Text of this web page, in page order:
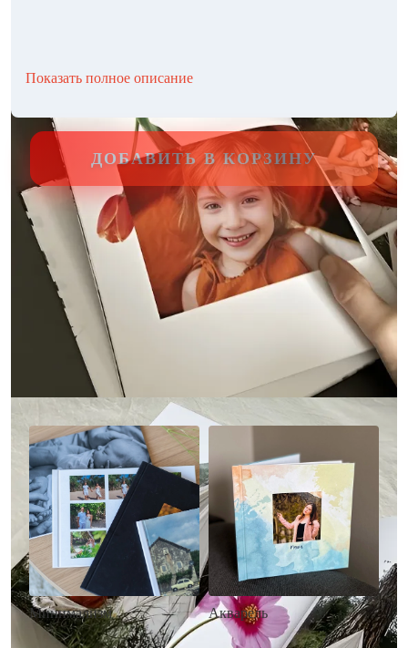
Показать полное описание
ДОБАВИТЬ В КОРЗИНУ
Другие стили фотокниг
Минимализм Акварель